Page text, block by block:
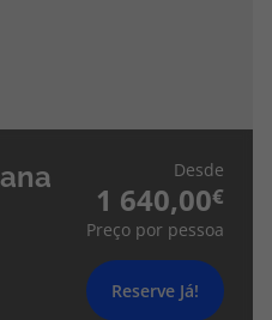
Desde
1 640,00
Preço por pessoa
Reserve Já!